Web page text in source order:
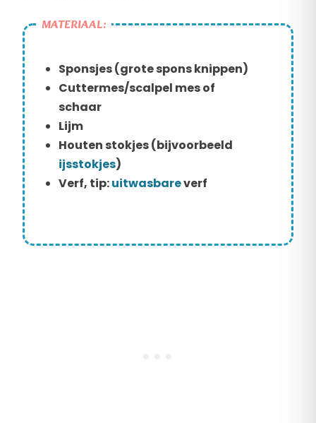
MATERIAAL:
Sponsjes (grote spons knippen)
Cuttermes/scalpel mes of
schaar
Lijm
Houten stokjes (bijvoorbeeld
ijsstokjes)
Verf, tip:uitwasbareverf